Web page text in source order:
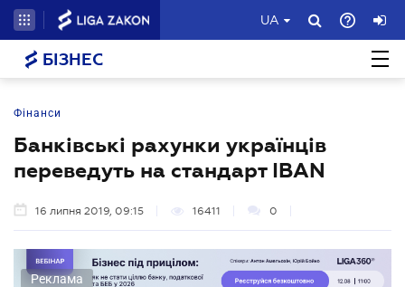
UA
БІЗНЕС
Фінанси
Банківські рахунки українців
переведуть на стандарт IBAN
16 липня 2019, 09:15 16411 0
Реклама